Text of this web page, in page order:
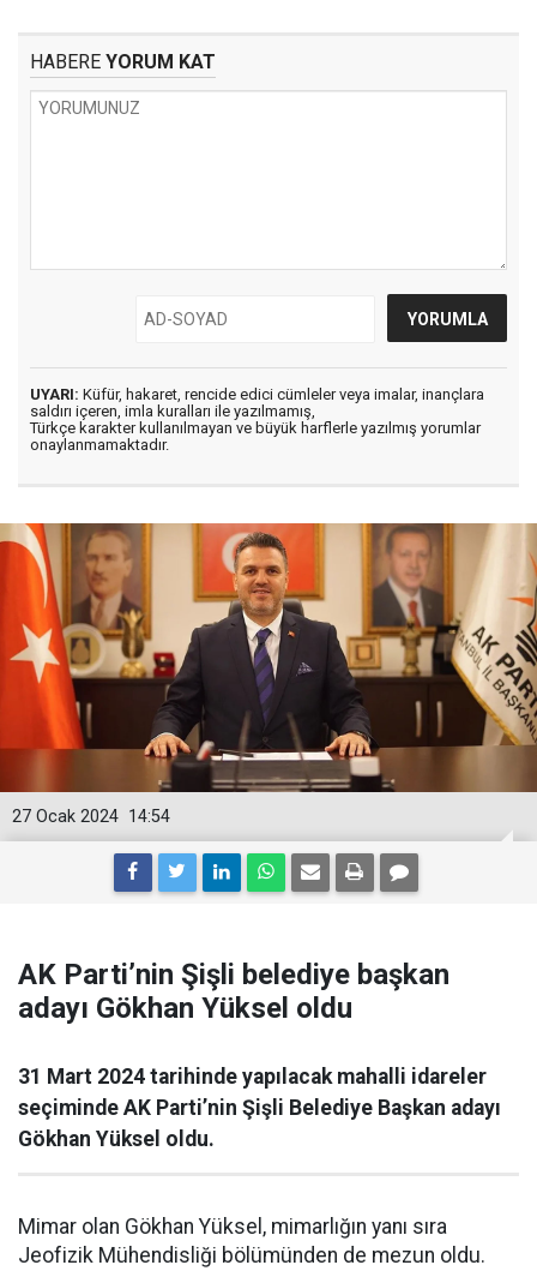
HABERE YORUM KAT
UYARI: Küfür, hakaret, rencide edici cümleler veya imalar, inançlara
saldırı içeren, imla kuralları ile yazılmamış,
Türkçe karakter kullanılmayan ve büyük harflerle yazılmış yorumlar
onaylanmamaktadır.
14:54
27 Ocak 2024
AK Parti’nin Şişli belediye başkan
adayı Gökhan Yüksel oldu
31 Mart 2024 tarihinde yapılacak mahalli idareler
seçiminde AK Parti’nin Şişli Belediye Başkan adayı
Gökhan Yüksel oldu.
Mimar olan Gökhan Yüksel, mimarlığın yanı sıra
Jeofizik Mühendisliği bölümünden de mezun oldu.